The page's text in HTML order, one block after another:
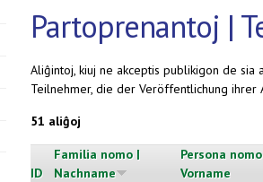
Partoprenantoj |
Aliĝintoj, kiuj ne akceptis publikigon de sia
Teilnehmer, die der Veröffentlichung ihrer
51 aliĝoj
ID
Familia nomo |
Nachname
Persona
Vorname